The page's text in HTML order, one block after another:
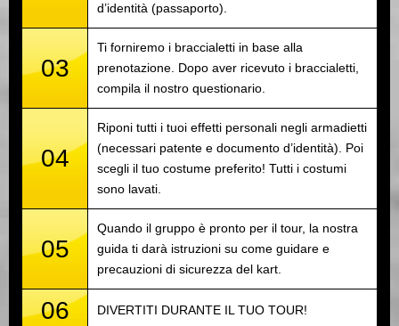
d’identità (passaporto).
03
Ti forniremo i braccialetti in base alla
prenotazione. Dopo aver ricevuto i braccialetti,
compila il nostro questionario.
04
Riponi tutti i tuoi effetti personali negli armadietti
(necessari patente e documento d’identità). Poi
scegli il tuo costume preferito! Tutti i costumi
sono lavati.
05
Quando il gruppo è pronto per il tour, la nostra
guida ti darà istruzioni su come guidare e
precauzioni di sicurezza del kart.
06 DIVERTITI DURANTE IL TUO TOUR!